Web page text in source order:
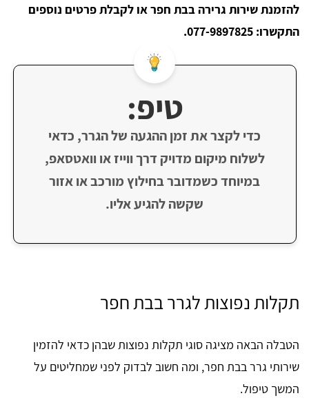
להזמנת שירות גרירה בבת חפר או לקבלת פרטים נוספים
התקשרו: 077-9897825.
טיפ:
כדי לקצר את זמן ההגעה של הגרר, כדאי
לשלוח מיקום מדויק דרך ווייז או וואטסאפ,
במיוחד כשמדובר בחילוץ מורכב או אזור
שקשה להגיע אליו.
תקלות נפוצות לגרר בבת חפר
הטבלה הבאה מציגה סוגי תקלות נפוצות שבהן כדאי להזמין
שירותי גרר בבת חפר, ומה חשוב לבדוק לפני שמחליטים על
המשך טיפול.